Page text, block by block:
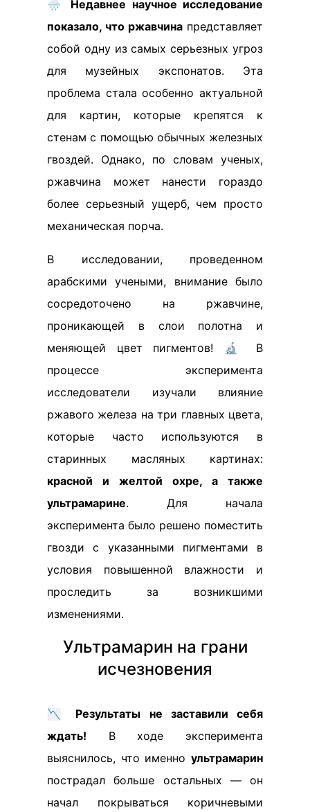
🌧️ Недавнее научное исследование
показало, что ржавчина представляет
собой одну из самых серьезных угроз
для музейных экспонатов. Эта
проблема стала особенно актуальной
для картин, которые крепятся к
стенам с помощью обычных железных
гвоздей. Однако, по словам ученых,
ржавчина может нанести гораздо
более серьезный ущерб, чем просто
механическая порча.
В исследовании, проведенном
арабскими учеными, внимание было
сосредоточено на ржавчине,
проникающей в слои полотна и
меняющей цвет пигментов! 🔬 В
процессе эксперимента
исследователи изучали влияние
ржавого железа на три главных цвета,
которые часто используются в
старинных масляных картинах:
красной и желтой охре, а также
ультрамарине. Для начала
эксперимента было решено поместить
гвозди с указанными пигментами в
условия повышенной влажности и
проследить за возникшими
изменениями.
Ультрамарин на грани
исчезновения
📉 Результаты не заставили себя
ждать! В ходе эксперимента
выяснилось, что именно ультрамарин
пострадал больше остальных — он
начал покрываться коричневыми